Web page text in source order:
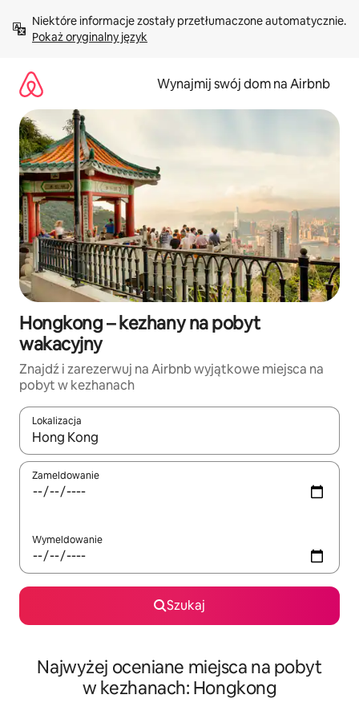
treści Pokaż oryginalny język
Wynajmij swój dom na Airbnb
Hongkong – kezhany na pobyt
wakacyjny
Znajdź i zarezerwuj na Airbnb wyjątkowe miejsca na
pobyt w kezhanach
Lokalizacja
Gdy wyniki będą dostępne, możesz poruszać się po nich za
Zameldowanie
Wymeldowanie
Szukaj
Najwyżej oceniane miejsca na pobyt
w kezhanach: Hongkong